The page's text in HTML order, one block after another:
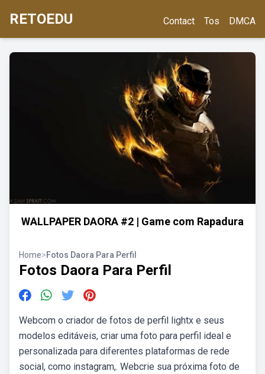
RETOEDU Contact Tos DMCA
WALLPAPER DAORA #2 | Game com Rapadura
Home>Fotos Daora Para Perfil
Fotos Daora Para Perfil
Webcom o criador de fotos de perfil lightx e seus
modelos editáveis, criar uma foto para perfil ideal e
personalizada para diferentes plataformas de rede
social, como instagram,. Webcrie sua próxima foto de